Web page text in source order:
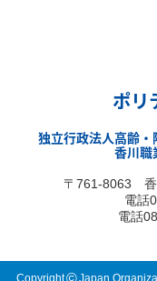
ポリ
独立行政法人高齢
香川職
〒761-8063 香
電話
電話
Copyright Japan